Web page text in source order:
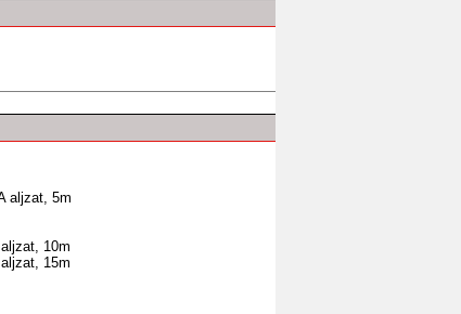
aljzat, 5m
10m
15m